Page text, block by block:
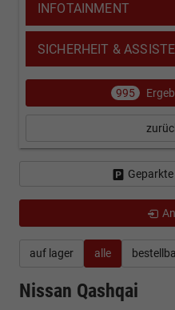
auf lager alle
Nissan Qashqai
INFOTAINMENT
SICHERHEIT &
995